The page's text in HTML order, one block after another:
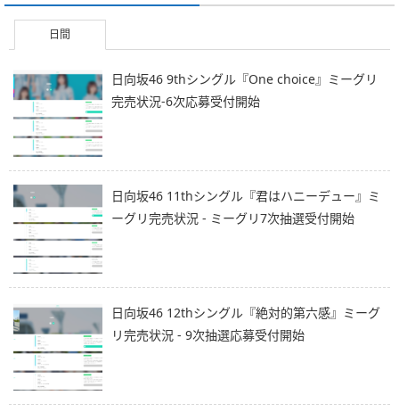
日間
日向坂46 9thシングル『One choice』ミーグリ
完売状況-6次応募受付開始
日向坂46 11thシングル『君はハニーデュー』ミ
ーグリ完売状況 - ミーグリ7次抽選受付開始
日向坂46 12thシングル『絶対的第六感』ミーグ
リ完売状況 - 9次抽選応募受付開始